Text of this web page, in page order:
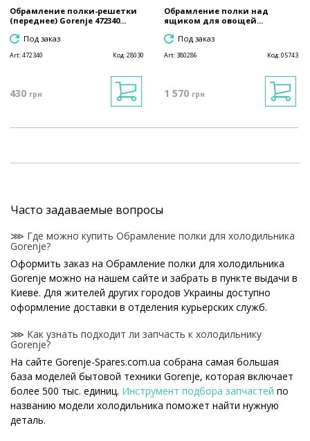
Обрамление полки-решетки
(переднее) Gorenje 472340...
Под заказ
Art:472340 Код:28030
430 грн
Обрамление полки над
ящиком для овощей...
Под заказ
Art: 380286 Код:05743
1 570 грн
Часто задаваемые вопросы
⋙ Где можно купить Обрамление полки для холодильника
Gorenje?
Оформить заказ на Обрамление полки для холодильника
Gorenje можно на нашем сайте и забрать в пункте выдачи в
Киеве. Для жителей других городов Украины доступно
оформление доставки в отделения курьерских служб.
⋙ Как узнать подходит ли запчасть к холодильнику
Gorenje?
На сайте Gorenje-Spares.com.ua собрана самая большая
база моделей бытовой техники Gorenje, которая включает
более 500 тыс. единиц. Инструмент подбора запчастей по
названию модели холодильника поможет найти нужную
деталь.